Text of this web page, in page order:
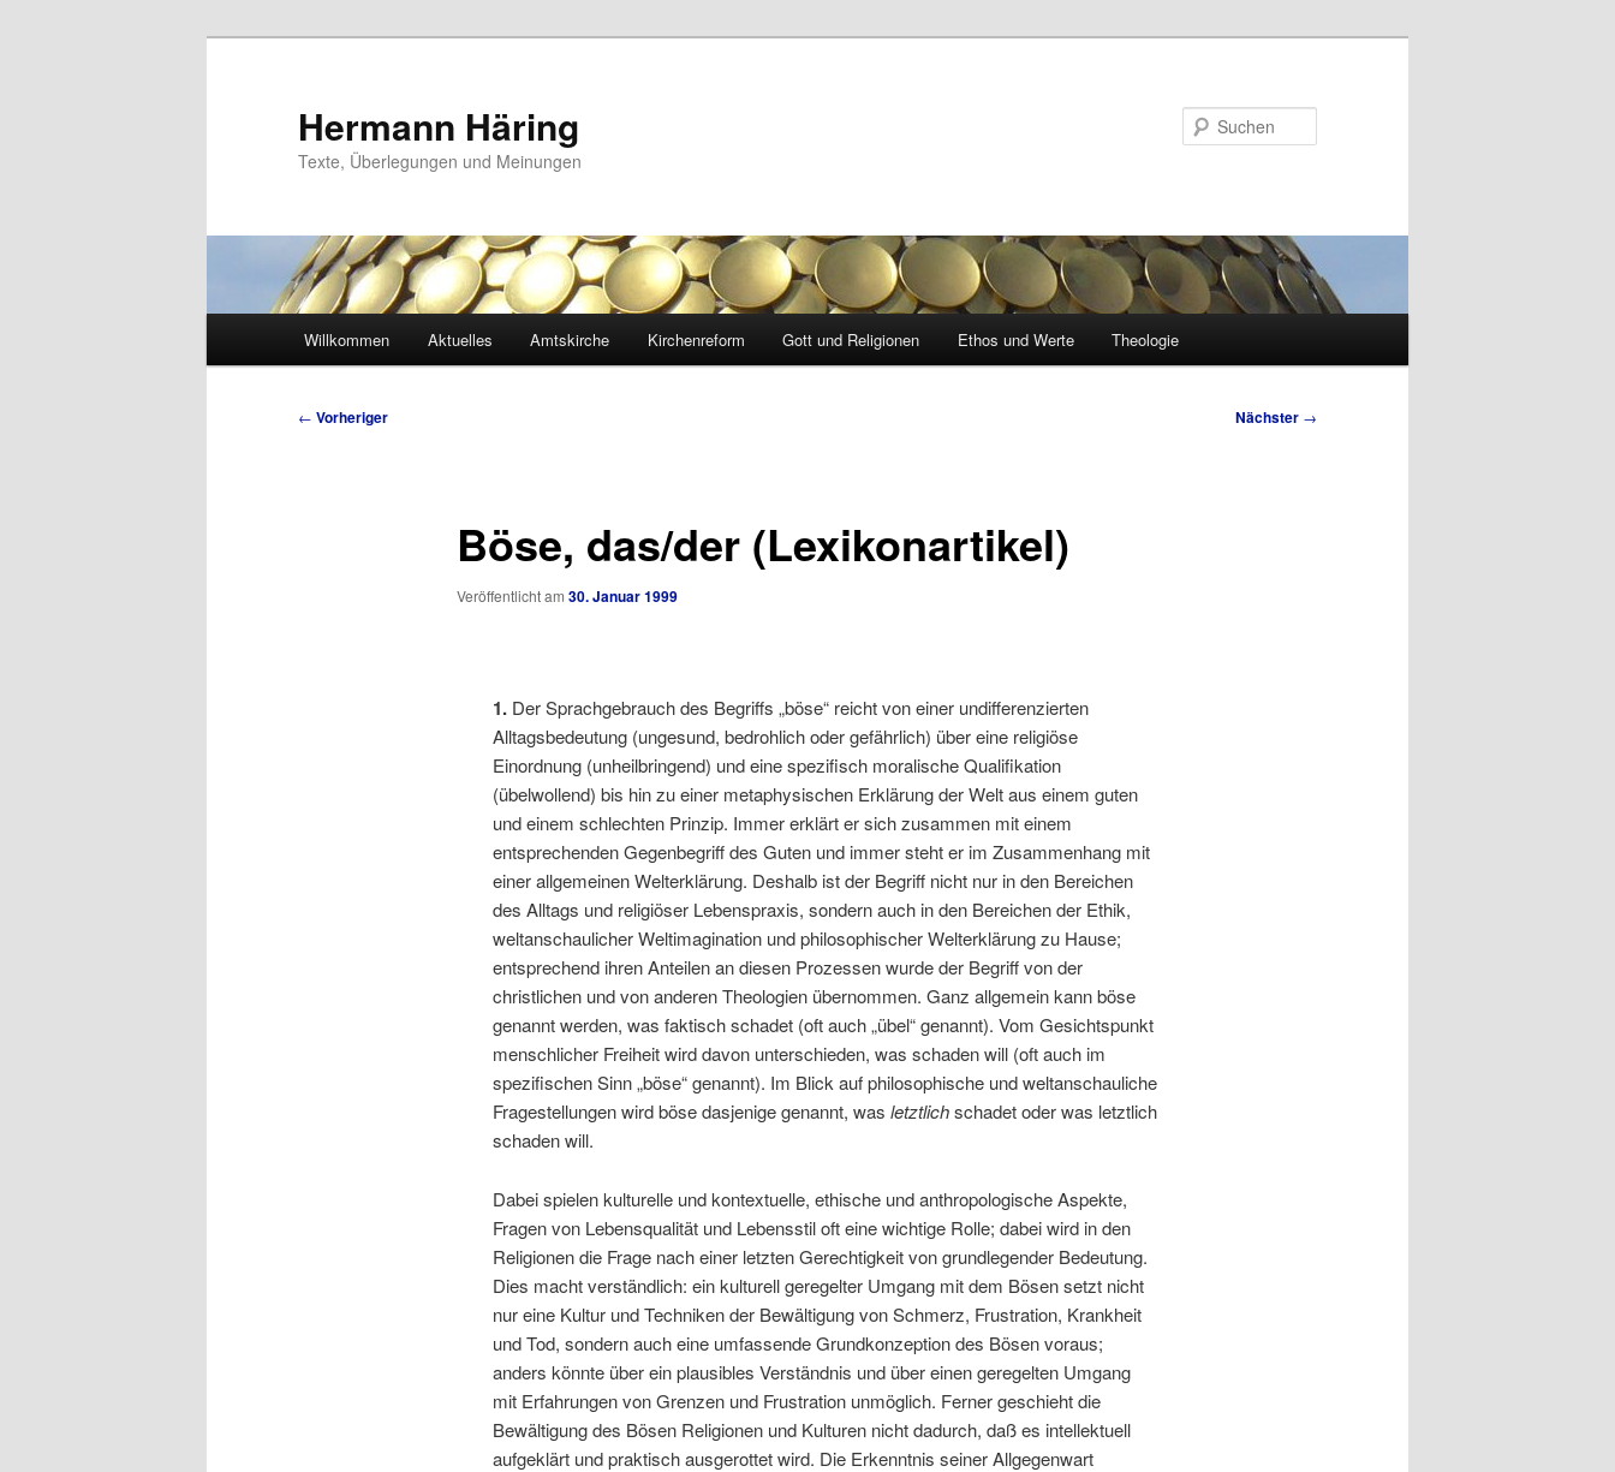
Hermann Häring
Texte, Überlegungen und Meinungen
Willkommen Aktuelles Amtskirche Kirchenreform Gott und Religionen Ethos und Werte Theologie
Beitragsnavigation
← Vorheriger Nächster →
Böse, das/der (Lexikonartikel)
Veröffentlicht am 30. Januar 1999
1.Der Sprachgebrauch des Begriffs „böse“ reicht von einer undifferenzierten
Alltagsbedeutung (ungesund, bedrohlich oder gefährlich) über eine religiöse
Einordnung (unheilbringend) und eine spezifisch moralische Qualifikation
(übelwollend) bis hin zu einer metaphysischen Erklärung der Welt aus einem guten
und einem schlechten Prinzip. Immer erklärt er sich zusammen mit einem
entsprechenden Gegenbegriff des Guten und immer steht er im Zusammenhang mit
einer allgemeinen Welterklärung. Deshalb ist der Begriff nicht nur in den Bereichen
des Alltags und religiöser Lebenspraxis, sondern auch in den Bereichen der Ethik,
weltanschaulicher Weltimagination und philosophischer Welterklärung zu Hause;
entsprechend ihren Anteilen an diesen Prozessen wurde der Begriff von der
christlichen und von anderen Theologien übernommen. Ganz allgemein kann böse
genannt werden, was faktisch schadet (oft auch „übel“ genannt). Vom Gesichtspunkt
menschlicher Freiheit wird davon unterschieden, was schaden will (oft auch im
spezifischen Sinn „böse“ genannt). Im Blick auf philosophische und weltanschauliche
Fragestellungen wird böse dasjenige genannt, was letztlichschadet oder was letztlich
schaden will.
Dabei spielen kulturelle und kontextuelle, ethische und anthropologische Aspekte,
Fragen von Lebensqualität und Lebensstil oft eine wichtige Rolle; dabei wird in den
Religionen die Frage nach einer letzten Gerechtigkeit von grundlegender Bedeutung.
Dies macht verständlich: ein kulturell geregelter Umgang mit dem Bösen setzt nicht
nur eine Kultur und Techniken der Bewältigung von Schmerz, Frustration, Krankheit
und Tod, sondern auch eine umfassende Grundkonzeption des Bösen voraus;
anders könnte über ein plausibles Verständnis und über einen geregelten Umgang
mit Erfahrungen von Grenzen und Frustration unmöglich. Ferner geschieht die
Bewältigung des Bösen Religionen und Kulturen nicht dadurch, daß es intellektuell
aufgeklärt und praktisch ausgerottet wird. Die Erkenntnis seiner Allgegenwart